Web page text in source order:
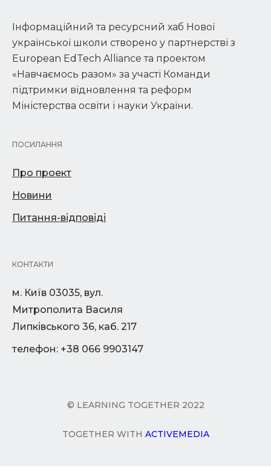
Інформаційний та ресурсний хаб Нової
української школи створено у партнерстві з
European EdTech Alliance та проектом
«Навчаємось разом» за участі Команди
підтримки відновлення та реформ
Міністерства освіти і науки України.
ПОСИЛАННЯ
Про проект
Новини
Питання-відповіді
КОНТАКТИ
м. Київ 03035, вул.
Митрополита Василя
Липківського 36, каб. 217
телефон: +38 066 9903147
© LEARNING TOGETHER 2022
TOGETHER WITH ACTIVEMEDIA